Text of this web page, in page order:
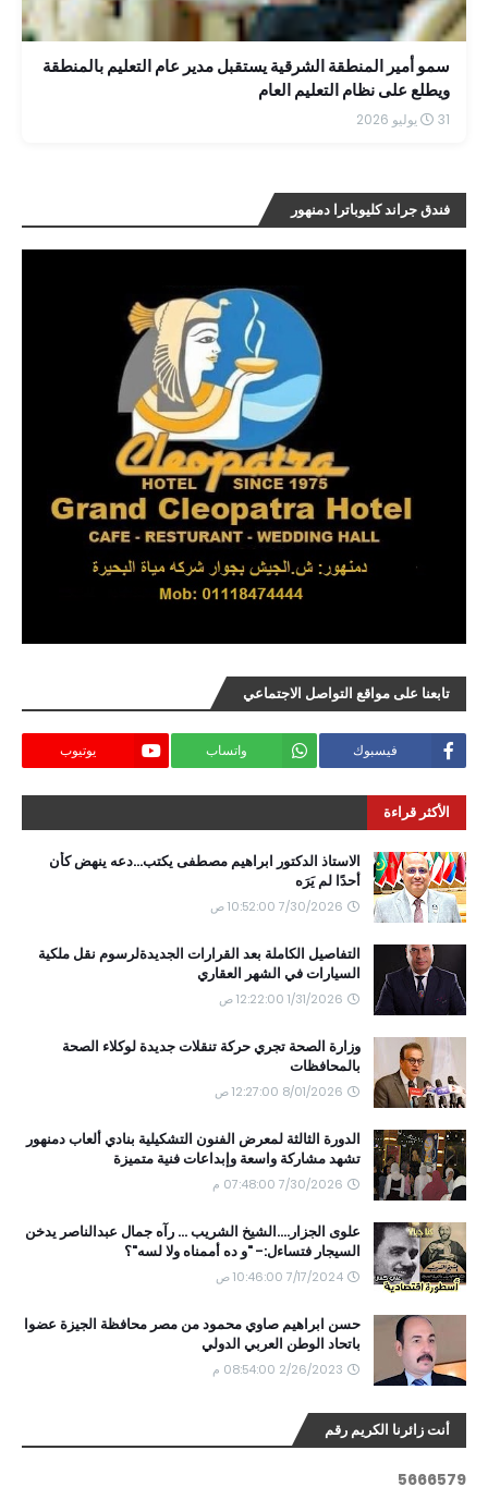
سمو أمير المنطقة الشرقية يستقبل مدير عام التعليم بالمنطقة
ويطلع على نظام التعليم العام
31 يوليو 2026
فندق جراند كليوباترا دمنهور
تابعنا على مواقع التواصل الاجتماعي
فيسبوك واتساب يوتيوب
الأكثر قراءة
الاستاذ الدكتور ابراهيم مصطفى يكتب...دعه ينهض كأن
أحدًا لم يَرَه
7/30/2026 10:52:00 ص
التفاصيل الكاملة بعد القرارات الجديدةلرسوم نقل ملكية
السيارات في الشهر العقاري
1/31/2026 12:22:00 ص
وزارة الصحة تجري حركة تنقلات جديدة لوكلاء الصحة
بالمحافظات
8/01/2026 12:27:00 ص
الدورة الثالثة لمعرض الفنون التشكيلية بنادي ألعاب دمنهور
تشهد مشاركة واسعة وإبداعات فنية متميزة
7/30/2026 07:48:00 م
علوى الجزار....الشيخ الشريب ... رآه جمال عبدالناصر يدخن
السيجار فتساءل:- "و ده أممناه ولا لسه"؟
7/17/2024 10:46:00 ص
حسن ابراهيم صاوي محمود من مصر محافظة الجيزة عضوا
باتحاد الوطن العربي الدولي
2/26/2023 08:54:00 م
أنت زائرنا الكريم رقم
5666579